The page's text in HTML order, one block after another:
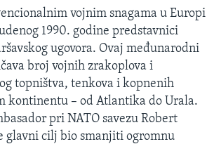
vojnim snagama u Europi
1990. godine predstavnici
ugovora. Ovaj međunarodni
broj vojnih zrakoplova i
topništva, tenkova i kopnenih
kontinentu – od Atlantika do Urala.
pri NATO savezu Robert
glavni cilj bio smanjiti ogromnu